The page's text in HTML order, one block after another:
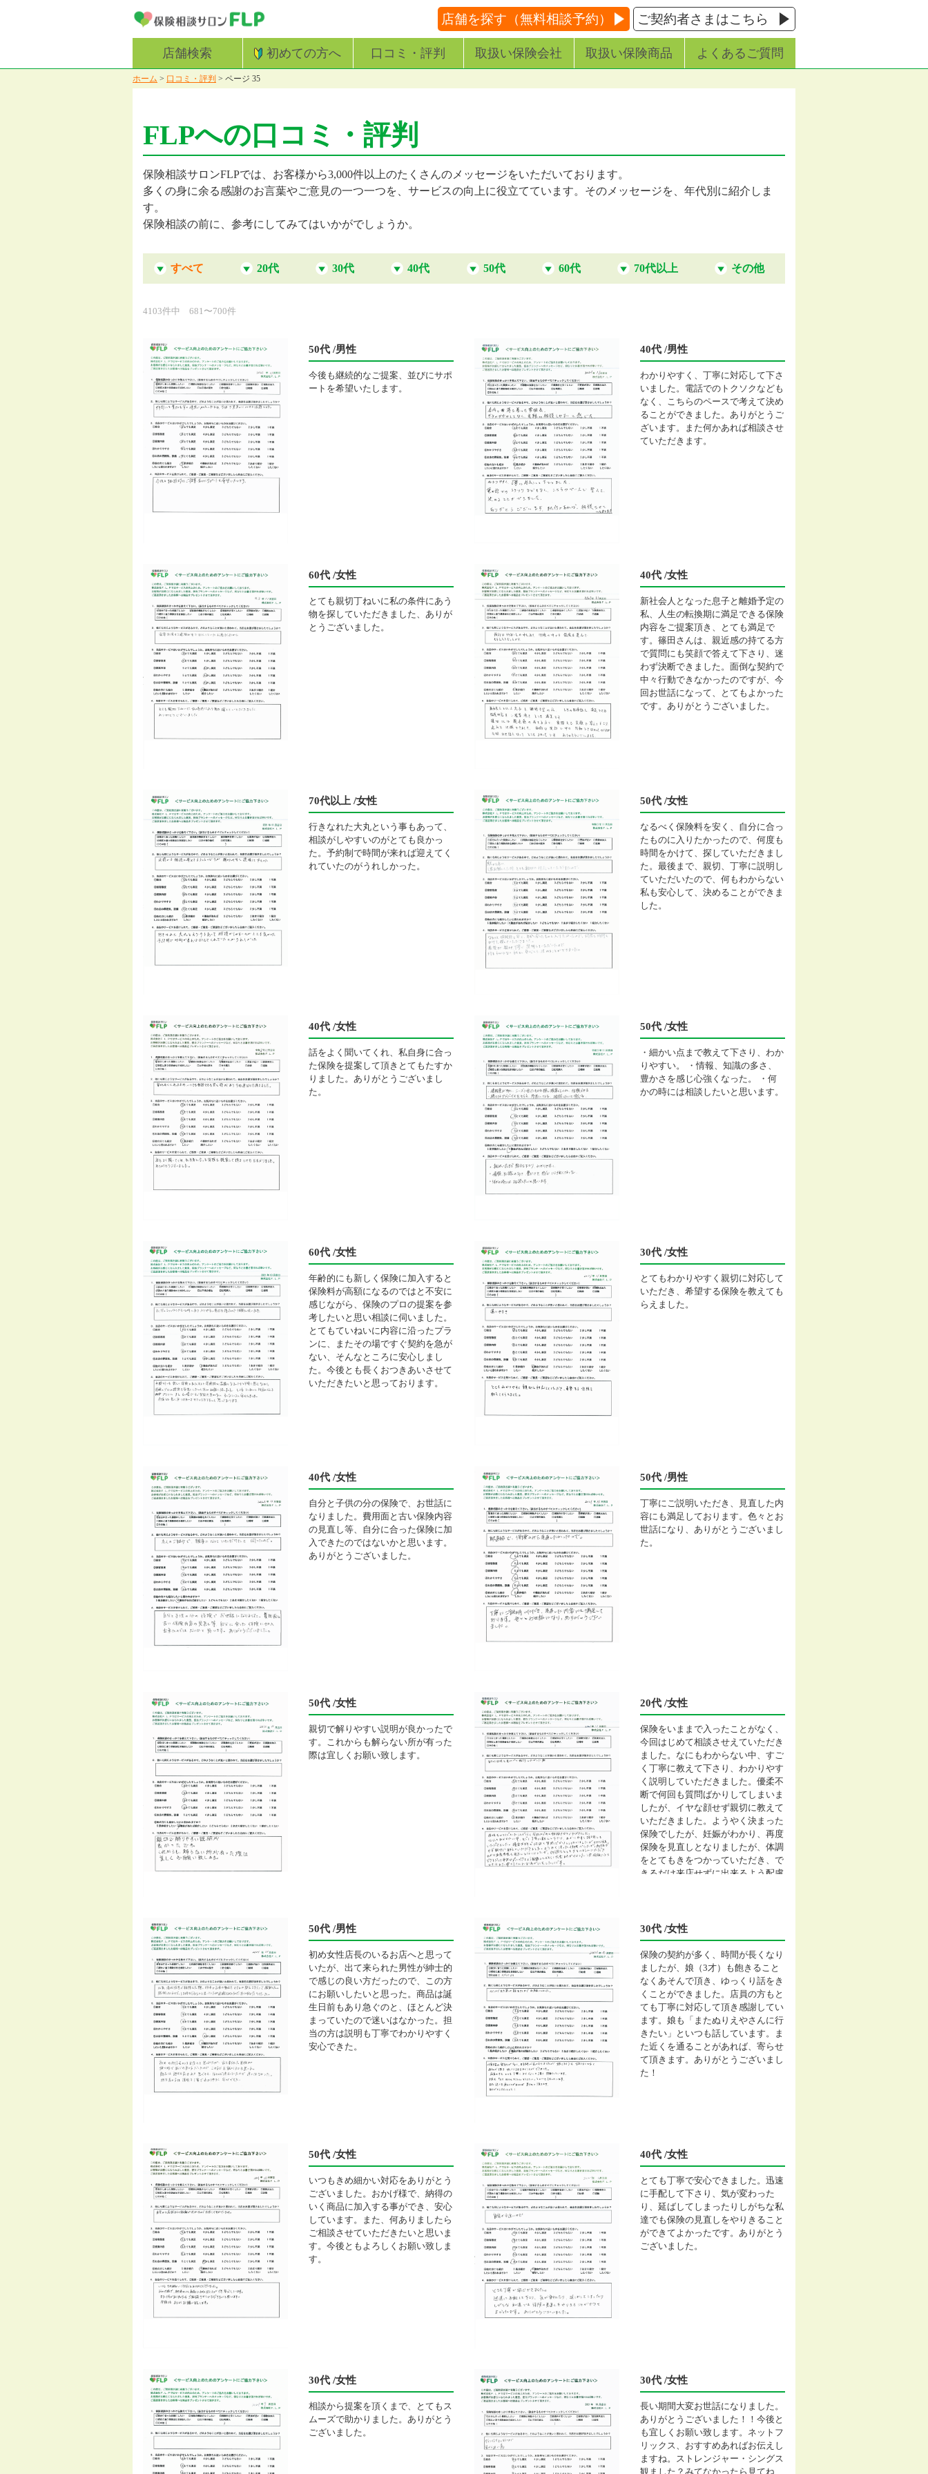
店舗を探す（無料相談予約） ご契約者さまはこちら
店舗検索 初めての方へ 口コミ・評判 取扱い保険会社 取扱い保険商品 よくあるご質問
ホーム > 口コミ・評判 > ページ 35
FLPへの口コミ・評判
保険相談サロンFLPでは、お客様から3,000件以上のたくさんのメッセージをいただいております。
多くの身に余る感謝のお言葉やご意見の一つ一つを、サービスの向上に役立てています。そのメッセージを、年代別に紹介しま
す。
保険相談の前に、参考にしてみてはいかがでしょうか。
すべて 20代 30代 40代 50代 60代 70代以上 その他
4103件中 681〜700件
50代 /男性
今後も継続的なご提案、並びにサポ
ートを希望いたします。
40代 /男性
わかりやすく、丁寧に対応して下さ
いました。電話でのトクソクなども
なく、こちらのペースで考えて決め
ることができました。ありがとうご
ざいます。また何かあれば相談させ
ていただきます。
60代 /女性
とても親切丁ねいに私の条件にあう
物を探していただきました、ありが
とうございました。
40代 /女性
新社会人となった息子と離婚予定の
私、人生の転換期に満足できる保険
内容をご提案頂き、とても満足で
す。篠田さんは、親近感の持てる方
で質問にも笑顔で答えて下さり、迷
わず決断できました。面倒な契約で
中々行動できなかったのですが、今
回お世話になって、とてもよかった
です。ありがとうございました。
70代以上 /女性
行きなれた大丸という事もあって、
相談がしやすいのがとても良かっ
た。予約制で時間が来れば迎えてく
れていたのがうれしかった。
50代 /女性
なるべく保険料を安く、自分に合っ
たものに入りたかったので、何度も
時間をかけて、探していただきまし
た。最後まで、親切、丁寧に説明し
ていただいたので、何もわからない
私も安心して、決めることができま
した。
40代 /女性
話をよく聞いてくれ、私自身に合っ
た保険を提案して頂きとてもたすか
りました。ありがとうございまし
た。
50代 /女性
・細かい点まで教えて下さり、わか
りやすい。 ・情報、知識の多さ、
豊かさを感じ心強くなった。 ・何
かの時には相談したいと思います。
60代 /女性
年齢的にも新しく保険に加入すると
保険料が高額になるのではと不安に
感じながら、保険のプロの提案を参
考したいと思い相談に伺いました。
とてもていねいに内容に沿ったプラ
ンに、またその場ですぐ契約を急が
ない、そんなところに安心しまし
た。今後とも長くおつきあいさせて
いただきたいと思っております。
30代 /女性
とてもわかりやすく親切に対応して
いただき、希望する保険を教えても
らえました。
40代 /女性
自分と子供の分の保険で、お世話に
なりました。費用面と古い保険内容
の見直し等、自分に合った保険に加
入できたのではないかと思います。
ありがとうございました。
50代 /男性
丁寧にご説明いただき、見直した内
容にも満足しております。色々とお
世話になり、ありがとうございまし
た。
50代 /女性
親切で解りやすい説明が良かったで
す。これからも解らない所が有った
際は宜しくお願い致します。
20代 /女性
保険をいままで入ったことがなく、
今回はじめて相談させえていただき
ました。なにもわからない中、すご
く丁寧に教えて下さり、わかりやす
く説明していただきました。優柔不
断で何回も質問ばかりしてしまいま
したが、イヤな顔せず親切に教えて
いただきました。ようやく決まった
保険でしたが、妊娠がわかり、再度
保険を見直しとなりましたが、体調
をとてもきをつかっていただき、で
きるだけ来店せずに出来るよう配慮
50代 /男性
初め女性店長のいるお店へと思って
いたが、出て来られた男性が紳士的
で感じの良い方だったので、この方
にお願いしたいと思った。商品は誕
生日前もあり急ぐのと、ほとんど決
まっていたので迷いはなかった。担
当の方は説明も丁寧でわかりやすく
安心できた。
30代 /女性
保険の契約が多く、時間が長くなり
ましたが、娘（3才）も飽きること
なくあそんで頂き、ゆっくり話をき
くことができました。店員の方もと
ても丁寧に対応して頂き感謝してい
ます。娘も「またぬりえやさんに行
きたい」といつも話しています。ま
た近くを通ることがあれば、寄らせ
て頂きます。ありがとうございまし
た！
50代 /女性
いつもきめ細かい対応をありがとう
ございました。おかげ様で、納得の
いく商品に加入する事ができ、安心
しています。また、何ありましたら
ご相談させていただきたいと思いま
す。今後ともよろしくお願い致しま
す。
40代 /女性
とても丁寧で安心できました。迅速
に手配して下さり、気が変わった
り、延ばしてしまったりしがちな私
達でも保険の見直しをやりきること
ができてよかったです。ありがとう
ございました。
30代 /女性
相談から提案を頂くまで、とてもス
ムーズで助かりました。ありがとう
ございました。
30代 /女性
長い期間大変お世話になりました。
ありがとうございました！！今後と
も宜しくお願い致します。ネットフ
リックス、おすすめあればお伝えし
ますね。ストレンジャー・シングス
観ました？みてなかったら見てね